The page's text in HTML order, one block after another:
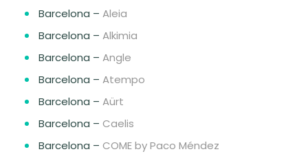
Barcelona – Aleia
Barcelona – Alkimia
Barcelona – Angle
Barcelona – Atempo
Barcelona – Aürt
Barcelona – Caelis
Barcelona – COME by Paco Méndez